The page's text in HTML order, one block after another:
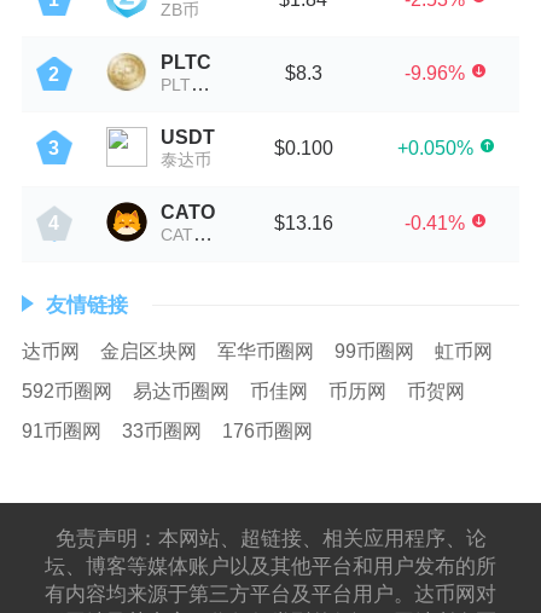
ZB币
2
PLTC
PLTC币
$8.3 -9.96%
3
USDT
泰达币
$0.100 +0.050%
4
CATO
CATO币
$13.16 -0.41%
友情链接
达币网 金启区块网 军华币圈网 99币圈网
虹币网
592币圈网
易达币圈网 币佳网 币历网
币贺网
91币圈网
33币圈网 176币圈网
免责声明：本网站、超链接、相关应用程序、论
坛、博客等媒体账户以及其他平台和用户发布的所
有内容均来源于第三方平台及平台用户。达币网对